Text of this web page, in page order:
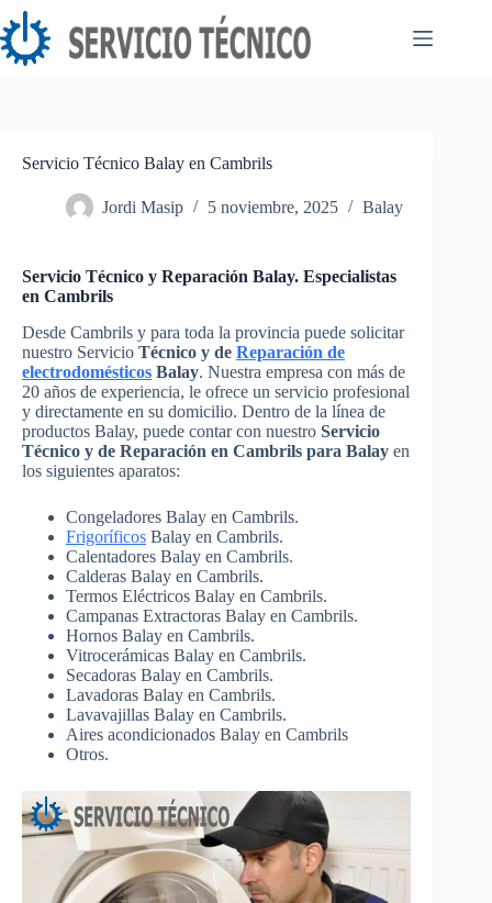
Saltar
al
contenido
Servicio Técnico Balay en Cambrils
Jordi Masip 5 noviembre, 2025 Balay
Servicio Técnico y Reparación Balay. Especialistas
en Cambrils
Desde Cambrils y para toda la provincia puede solicitar
nuestro Servicio Técnico y de Reparación de
electrodomésticos Balay. Nuestra empresa con más de
20 años de experiencia, le ofrece un servicio profesional
y directamente en su domicilio. Dentro de la línea de
productos Balay, puede contar con nuestro Servicio
Técnico y de Reparación en Cambrils para Balay en
los siguientes aparatos:
Congeladores Balay en Cambrils.
Frigoríficos Balay en Cambrils.
Calentadores Balay en Cambrils.
Calderas Balay en Cambrils.
Termos Eléctricos Balay en Cambrils.
Campanas Extractoras Balay en Cambrils.
Hornos Balay en Cambrils.
Vitrocerámicas Balay en Cambrils.
Secadoras Balay en Cambrils.
Lavadoras Balay en Cambrils.
Lavavajillas Balay en Cambrils.
Aires acondicionados Balay en Cambrils
Otros.